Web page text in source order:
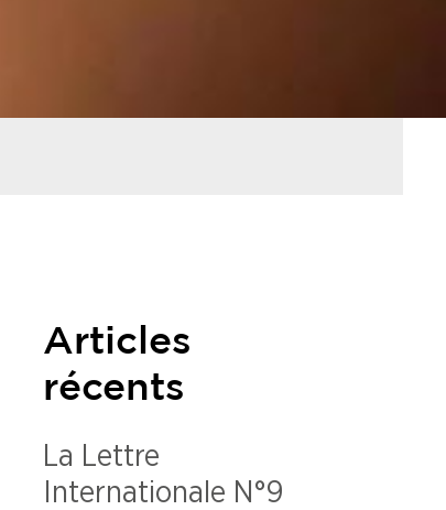
Articles
récents
La Lettre
Internationale N°9